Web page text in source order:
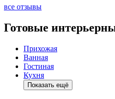
все отзывы
Готовые
Прихожая
Ванная
Гостиная
Кухня
Показать ещё